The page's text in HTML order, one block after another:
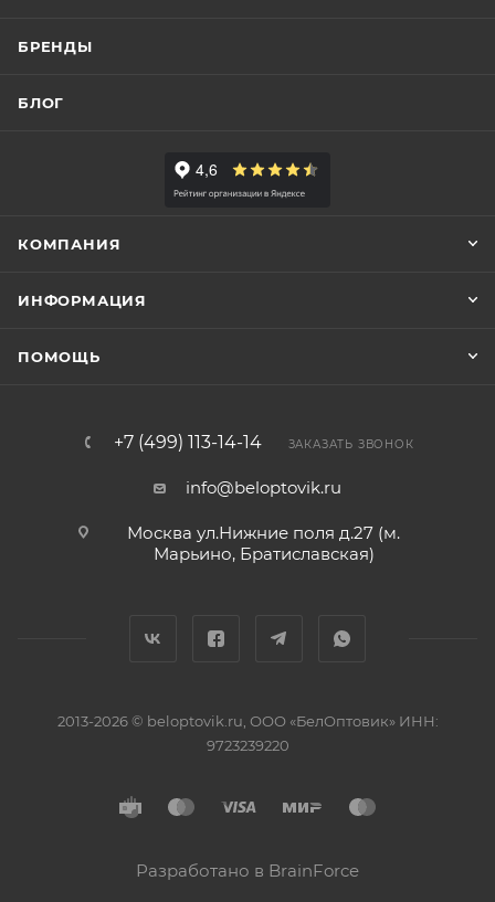
БРЕНДЫ
БЛОГ
КОМПАНИЯ
ИНФОРМАЦИЯ
ПОМОЩЬ
+7 (499) 113-14-14 ЗАКАЗАТЬ ЗВОНОК
info@beloptovik.ru
Москва ул.Нижние поля д.27 (м.
Марьино, Братиславская)
2013-2026 © beloptovik.ru, ООО «БелОптовик» ИНН:
9723239220
Разработано в BrainForce